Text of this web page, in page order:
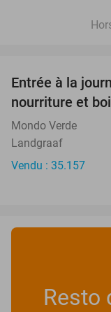
Entrée à la
nourriture et
Mondo Verde
Landgraaf
Vendu : 35.157
Resto